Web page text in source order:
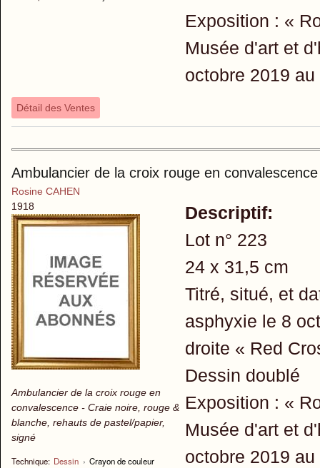
Exposition : «
Musée d'art et
octobre 2019
Détail des Ventes
Ambulancier de la croix rouge en convalescence
Rosine CAHEN
1918
Ambulancier de la croix rouge en
convalescence - Craie noire, rouge &
blanche, rehauts de pastel/papier,
signé
Technique: Dessin › Crayon de couleur
Descriptif:
Lot n° 223
24 x 31,5 cm
Titré, situé, et
asphyxie le 8
droite « Red
Dessin doublé
Exposition : «
Musée d'art et
octobre 2019